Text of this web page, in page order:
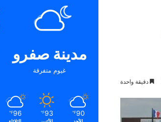
دقيقة واحدة
مدينة صفرو
غيوم متفرقة
90
℉
93
℉
96
℉